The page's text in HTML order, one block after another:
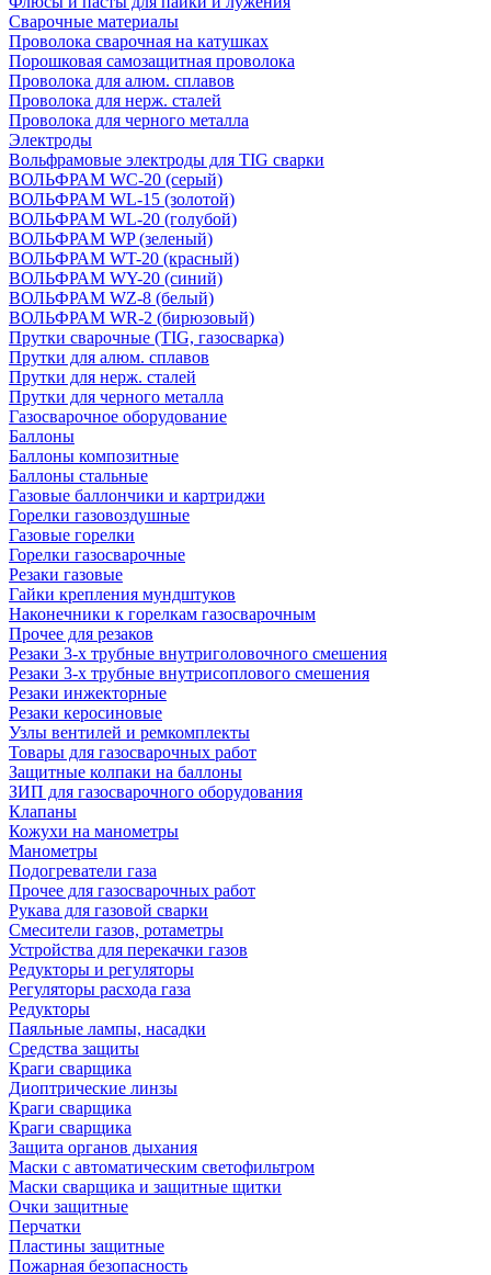
Сварочные материалы
Проволока сварочная на катушках
Порошковая самозащитная проволока
Проволока для алюм. сплавов
Проволока для нерж. сталей
Проволока для черного металла
Электроды
Вольфрамовые электроды для TIG сварки
ВОЛЬФРАМ WC-20 (серый)
ВОЛЬФРАМ WL-15 (золотой)
ВОЛЬФРАМ WL-20 (голубой)
ВОЛЬФРАМ WP (зеленый)
ВОЛЬФРАМ WT-20 (красный)
ВОЛЬФРАМ WY-20 (синий)
ВОЛЬФРАМ WZ-8 (белый)
ВОЛЬФРАМ WR-2 (бирюзовый)
Прутки сварочные (TIG, газосварка)
Прутки для алюм. сплавов
Прутки для нерж. сталей
Прутки для черного металла
Газосварочное оборудование
Баллоны
Баллоны композитные
Баллоны стальные
Газовые баллончики и картриджи
Горелки газовоздушные
Газовые горелки
Горелки газосварочные
Резаки газовые
Гайки крепления мундштуков
Наконечники к горелкам газосварочным
Прочее для резаков
Резаки 3-х трубные внутриголовочного смешения
Резаки 3-х трубные внутрисоплового смешения
Резаки инжекторные
Резаки керосиновые
Узлы вентилей и ремкомплекты
Товары для газосварочных работ
Защитные колпаки на баллоны
ЗИП для газосварочного оборудования
Клапаны
Кожухи на манометры
Манометры
Подогреватели газа
Прочее для газосварочных работ
Рукава для газовой сварки
Смесители газов, ротаметры
Устройства для перекачки газов
Редукторы и регуляторы
Регуляторы расхода газа
Редукторы
Паяльные лампы, насадки
Средства защиты
Краги сварщика
Диоптрические линзы
Краги сварщика
Краги сварщика
Защита органов дыхания
Маски с автоматическим светофильтром
Маски сварщика и защитные щитки
Очки защитные
Перчатки
Пластины защитные
Пожарная безопасность